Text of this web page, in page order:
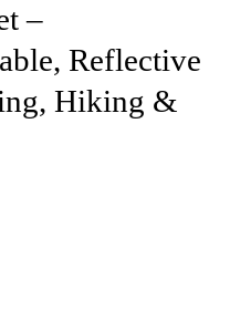
–
Reflective
Hiking &